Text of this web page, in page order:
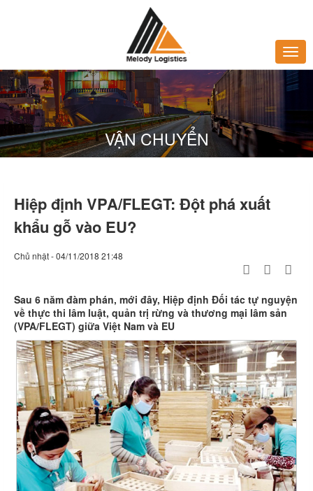
VẬN CHUYỂN
Hiệp định VPA/FLEGT: Đột phá xuất
khẩu gỗ vào EU?
Chủ nhật - 04/11/2018 21:48
Sau 6 năm đàm phán, mới đây, Hiệp định Đối tác tự nguyện
về thực thi lâm luật, quản trị rừng và thương mại lâm sản
(VPA/FLEGT) giữa Việt Nam và EU